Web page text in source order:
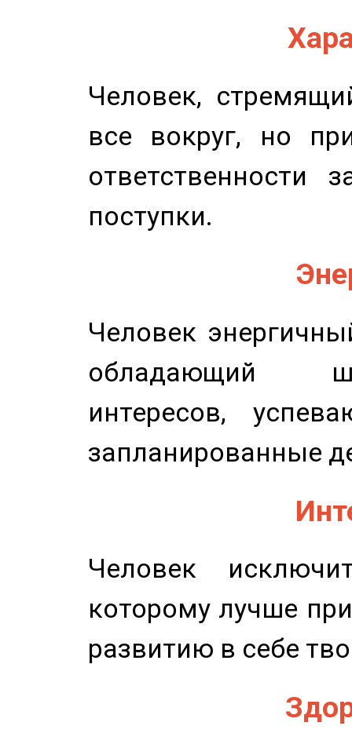
Человек,
все вокруг, но
ответственности
поступки.
Человек
обладающий
интересов,
запланированные
Человек
которому лучше
развитию в себе